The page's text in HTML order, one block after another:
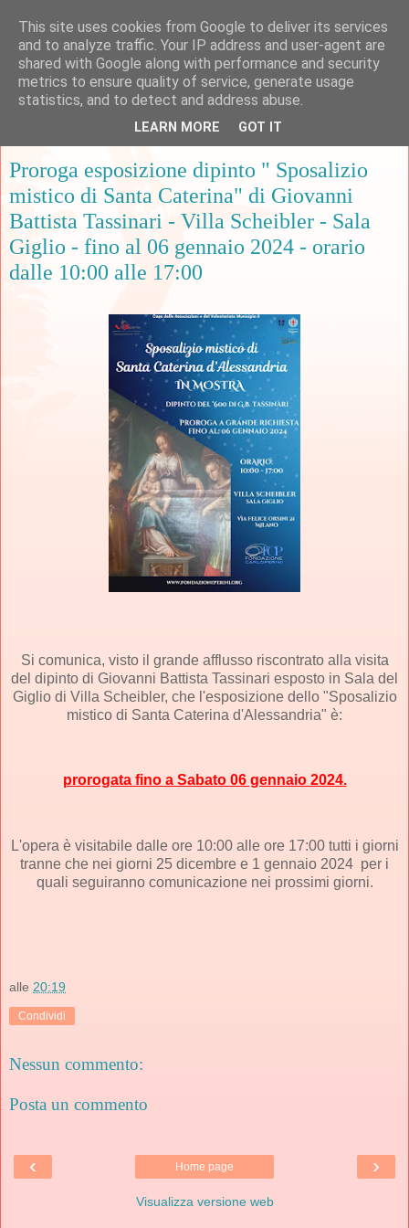
martedì 19 dicembre 2023
Proroga esposizione dipinto " Sposalizio
mistico di Santa Caterina" di Giovanni
Battista Tassinari - Villa Scheibler - Sala
Giglio - fino al 06 gennaio 2024 - orario
dalle 10:00 alle 17:00
Si comunica, visto il grande afflusso riscontrato alla visita
del dipinto di Giovanni Battista Tassinari esposto in Sala del
Giglio di Villa Scheibler, che l'esposizione dello "Sposalizio
mistico di Santa Caterina d'Alessandria" è:
prorogata fino a Sabato 06 gennaio 2024.
L'opera è visitabile dalle ore 10:00 alle ore 17:00 tutti i giorni
tranne che nei giorni 25 dicembre e 1 gennaio 2024 per i
quali seguiranno comunicazione nei prossimi giorni.
alle 20:19
Condividi
Nessun commento:
Posta un commento
‹ ›
Home page
Visualizza versione web
This site uses cookies from Google to deliver its services
and to analyze traffic. Your IP address and user-agent are
shared with Google along with performance and security
metrics to ensure quality of service, generate usage
statistics, and to detect and address abuse.
LEARN MORE GOT IT